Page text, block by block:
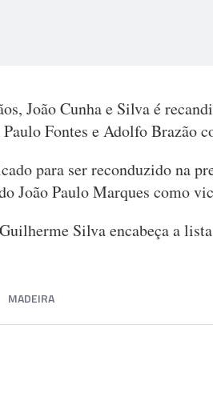
João Cunha e Silva é
Fontes e Adolfo Brazão
para ser reconduzido na
João Paulo Marques como
Silva encabeça a
MADEIRA